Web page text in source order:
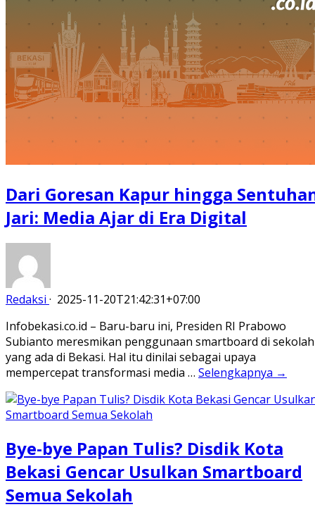
Dari Goresan Kapur hingga
Jari: Media Ajar di Era Digital
Redaksi · 2025-11-20T21:42:31+07:00
Infobekasi.co.id – Baru-baru ini, Presiden RI Prabowo
Subianto meresmikan penggunaan smartboard di sekolah
yang ada di Bekasi. Hal itu dinilai sebagai upaya
mempercepat transformasi media … Selengkapnya →
Bye-bye Papan Tulis? Disdik Kota
Bekasi Gencar Usulkan Smartboard
Semua Sekolah